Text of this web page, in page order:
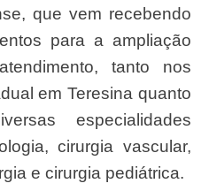
que vem recebendo
para a ampliação
tanto nos
em Teresina quanto
especialidades
cirurgia vascular,
e cirurgia pediátrica.